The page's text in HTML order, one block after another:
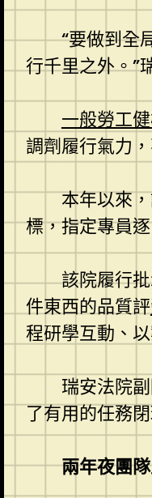
“要做到全
行千里之外。”
一般勞工
調劑履行氣力
本年以來
標，指定專員
該院履行
件東西的品質評
程研學互動、
瑞安法院
了有用的任務
兩年夜團